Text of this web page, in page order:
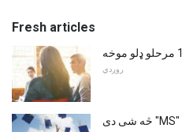
Fresh articles
روږدي